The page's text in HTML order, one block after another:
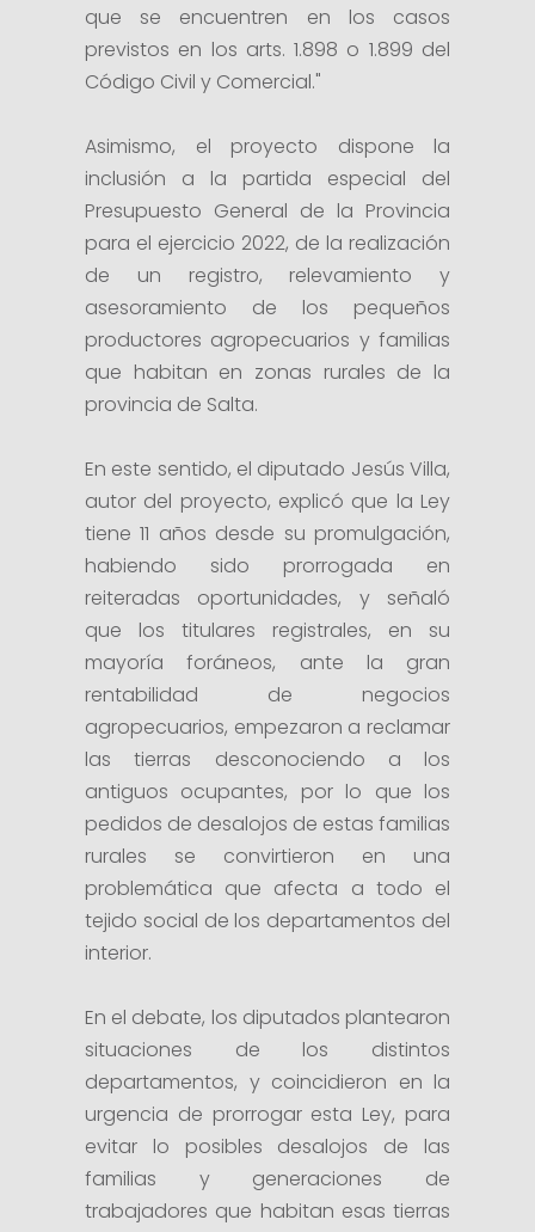
que se encuentren en los casos
previstos en los arts. 1.898 o 1.899 del
Código Civil y Comercial."
Asimismo, el proyecto dispone la
inclusión a la partida especial del
Presupuesto General de la Provincia
para el ejercicio 2022, de la realización
de un registro, relevamiento y
asesoramiento de los pequeños
productores agropecuarios y familias
que habitan en zonas rurales de la
provincia de Salta.
En este sentido, el diputado Jesús Villa,
autor del proyecto, explicó que la Ley
tiene 11 años desde su promulgación,
habiendo sido prorrogada en
reiteradas oportunidades, y señaló
que los titulares registrales, en su
mayoría foráneos, ante la gran
rentabilidad de negocios
agropecuarios, empezaron a reclamar
las tierras desconociendo a los
antiguos ocupantes, por lo que los
pedidos de desalojos de estas familias
rurales se convirtieron en una
problemática que afecta a todo el
tejido social de los departamentos del
interior.
En el debate, los diputados plantearon
situaciones de los distintos
departamentos, y coincidieron en la
urgencia de prorrogar esta Ley, para
evitar lo posibles desalojos de las
familias y generaciones de
trabajadores que habitan esas tierras